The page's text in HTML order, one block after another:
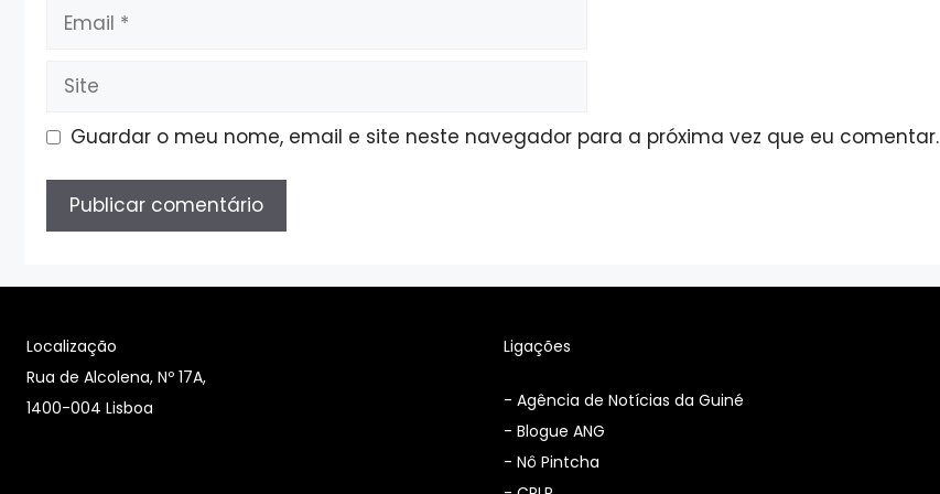
Email
Site
Guardar o meu nome, email e site neste navegador para a próxima vez que eu comentar.
Localização
Rua de Alcolena, Nº 17A,
1400-004 Lisboa
Ligações
-Agência de Notícias da Guiné
-Blogue ANG
-Nô Pintcha